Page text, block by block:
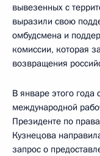
вывезенных с
выразили свою
омбудсмена и
комиссии, которая
возвращения
В январе этого года
международной
Президенте по
Кузнецова
запрос о